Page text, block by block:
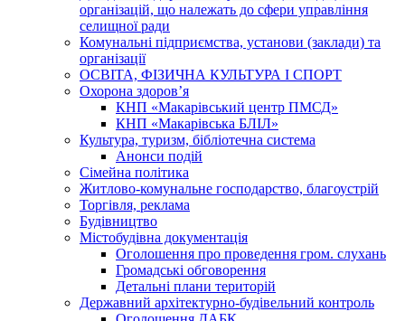
організацій, що належать до сфери управління
селищної ради
Комунальні підприємства, установи (заклади) та
організації
ОСВІТА, ФІЗИЧНА КУЛЬТУРА І СПОРТ
Охорона здоров’я
КНП «Макарівський центр ПМСД»
КНП «Макарівська БЛІЛ»
Культура, туризм, бібліотечна система
Анонси подій
Сімейна політика
Житлово-комунальне господарство, благоустрій
Торгівля, реклама
Будівництво
Містобудівна документація
Оголошення про проведення гром. слухань
Громадські обговорення
Детальні плани територій
Державний архітектурно-будівельний контроль